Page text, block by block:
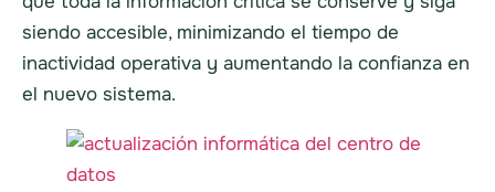
siendo accesible, minimizando el tiempo de
inactividad operativa y aumentando la confianza en
el nuevo sistema.